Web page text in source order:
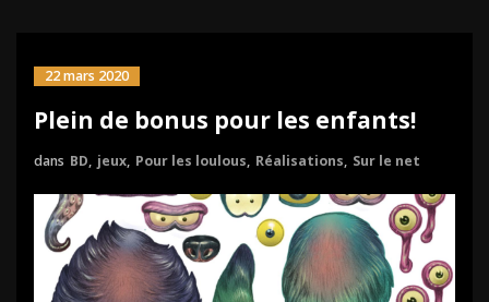
22 mars 2020
Plein de bonus pour les enfants!
dans BD, jeux, Pour les loulous, Réalisations, Sur le net